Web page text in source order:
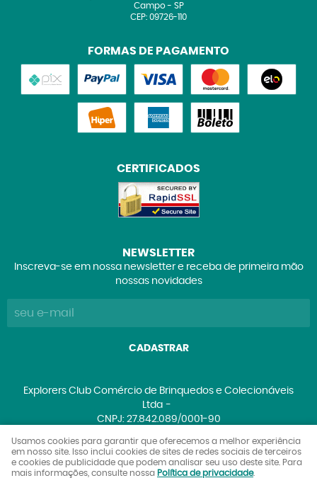
Campo- SP
CEP: 09726-110
FORMAS DE PAGAMENTO
CERTIFICADOS
NEWSLETTER
Inscreva-se em nossa newsletter e receba de primeira mão
nossas novidades
CADASTRAR
Explorers Club Comércio de Brinquedos e Colecionáveis
Ltda
CNPJ: 27.842.089/0001-90
LOJA VIRTUAL CRIADA POR
Usamos cookies para garantir que oferecemos a melhor experiência
em nosso site. Isso inclui cookies de sites de redes sociais de terceiros
e cookies de publicidade que podem analisar seu uso deste site. Para
mais informações, consulte nossa Política de privacidade.